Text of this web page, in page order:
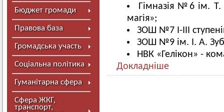
Бюджет громади
Правова база
Громадська участь
Соціальна політика
Гуманітарна сфера
Сфера ЖКГ,
транспорт,
Гімназія №6 ім.
магія»;
ЗОШ №7 І-ІІІ
ЗОШ №9 ім. І. А.
НВК «Гелікон» -
Докладніше